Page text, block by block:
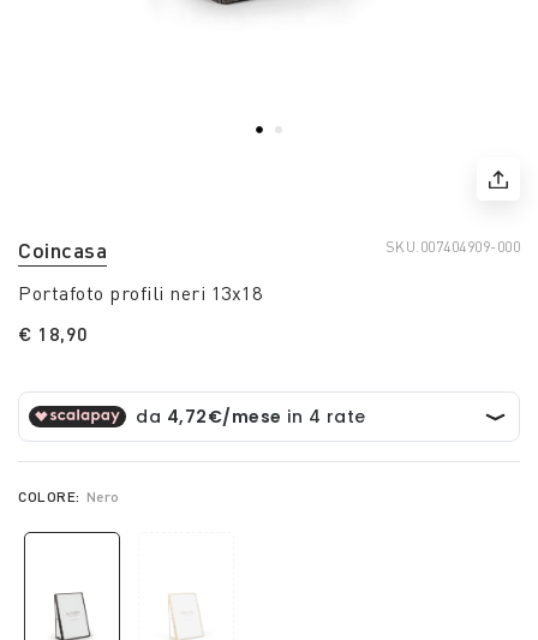
Coincasa SKU. 007404909-000
Portafoto profili neri 13x18
€ 18,90
COLORE: Nero